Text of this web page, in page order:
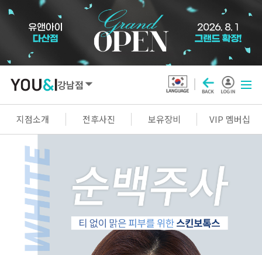
강남점
지점소개 전후사진 보유장비 VIP 멤버십
SEOUL
명동점 홍대신촌점 영등포점 마곡점
건대점 구로점 여의도점 천호점
목동점 창동점
GYEONGGI / INCHEON